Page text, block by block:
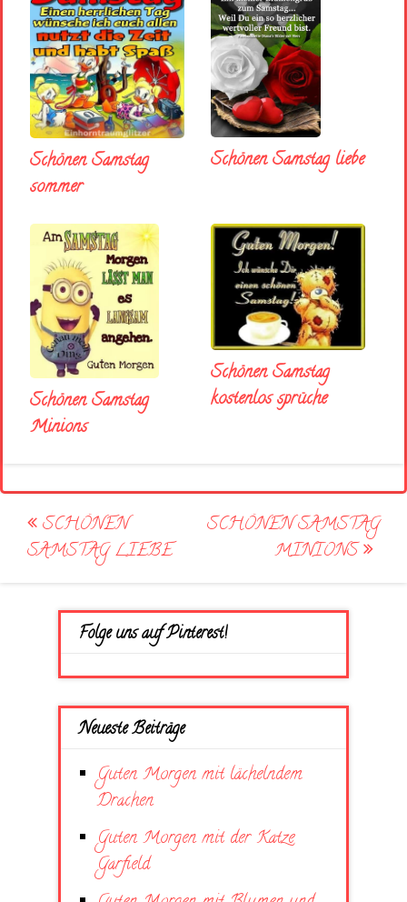
Schönen Samstag
sommer
Schönen Samstag liebe
Schönen Samstag
Minions
Schönen Samstag
kostenlos sprüche
Post
navigation
SCHÖNEN
SAMSTAG LIEBE
SCHÖNEN SAMSTAG
MINIONS
Folge uns auf Pinterest!
Neueste Beiträge
Guten Morgen mit lächelndem
Drachen
Guten Morgen mit der Katze
Garfield